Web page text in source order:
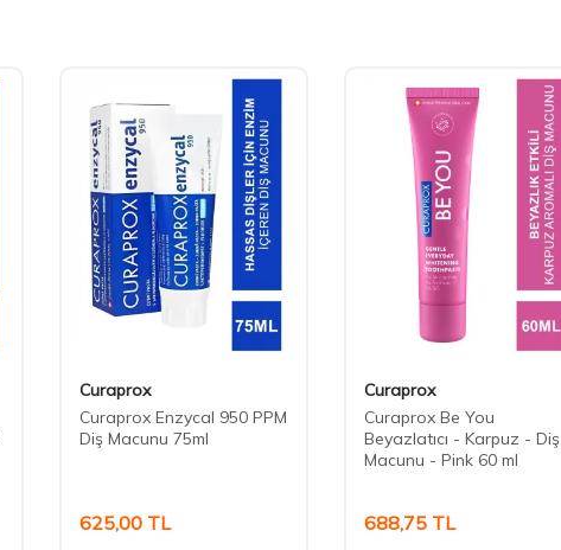
Curaprox
Curaprox Enzycal 950 PPM
Diş Macunu 75ml
625,00 TL
Curaprox
Curaprox Be You
Beyazlatıcı - Karpuz - Diş
Macunu - Pink 60 ml
688,75 TL